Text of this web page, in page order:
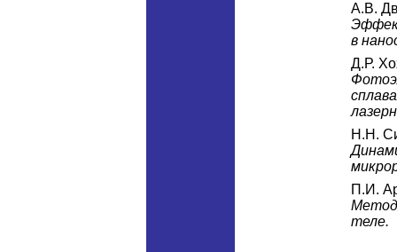
А.В.
в
Д.Р.
Н.Н.
П.И.
теле.